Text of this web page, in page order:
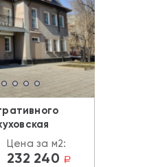
Цена за м2:
232 240 a